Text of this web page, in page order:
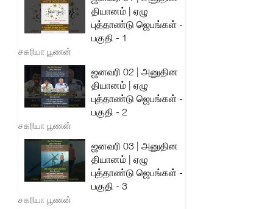
தியானம் | ஏழு
புத்தாண்டு ஜெபங்கள் -
பகுதி - 1
சகரியா பூணன்
ஜனவரி 02 | அனுதின
தியானம் | ஏழு
புத்தாண்டு ஜெபங்கள் -
பகுதி - 2
சகரியா பூணன்
ஜனவரி 03 | அனுதின
தியானம் | ஏழு
புத்தாண்டு ஜெபங்கள் -
பகுதி - 3
சகரியா பூணன்